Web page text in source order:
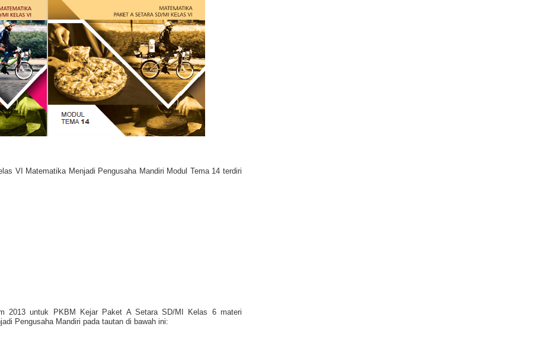
VI Matematika Menjadi Pengusaha Mandiri Modul Tema 14 terdiri
2013 untuk PKBM Kejar Paket A Setara SD/MI Kelas 6 materi
Pengusaha Mandiri pada tautan di bawah ini: